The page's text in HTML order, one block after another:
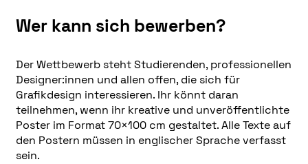
Wer kann sich bewerben?
Der Wettbewerb steht Studierenden, professionellen
Designer:innen und allen offen, die sich für
Grafikdesign interessieren. Ihr könnt daran
teilnehmen, wenn ihr kreative und unveröffentlichte
Poster im Format 70×100 cm gestaltet. Alle Texte auf
den Postern müssen in englischer Sprache verfasst
sein.